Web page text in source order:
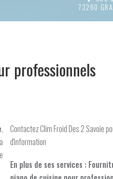
73260
professionnels
,
Contactez Clim Froid Des 2 Savoie
d'information
En plus de ses services :